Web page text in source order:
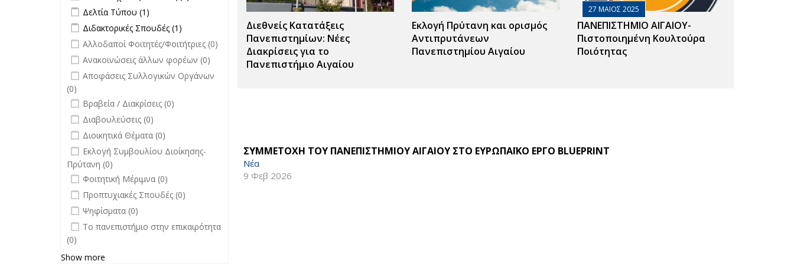
Διεθνείς Κατατάξεις
Πανεπιστημίων: Νέες
Διακρίσεις για το
Πανεπιστήμιο Αιγαίου
Εκλογή Πρύτανη και ορισμός
Αντιπρυτάνεων
Πανεπιστημίου Αιγαίου
27 ΜΑΙΟΣ 2025
ΠΑΝΕΠΙΣΤΗΜΙΟ ΑΙΓΑΙΟΥ-
Πιστοποιημένη Κουλτούρα
Ποιότητας
ΣΥΜΜΕΤΟΧΗ ΤΟΥ ΠΑΝΕΠΙΣΤΗΜΙΟΥ ΑΙΓΑΙΟΥ ΣΤΟ ΕΥΡΩΠΑΪΚΟ ΕΡΓΟ BLUEPRINT
Νέα
9 Φεβ 2026
Μεταπτυχιακές
Apply Δελτία Τύπου filter
Δελτία Τύπου (1)
Apply Διδακτορικές Σπουδές filter
Διδακτορικές Σπουδές (1)
Σπουδές
filter
undefined
Αλλοδαποί Φοιτητές/Φοιτήτριες (0)
undefined
Ανακοινώσεις άλλων φορέων (0)
undefined
Αποφάσεις Συλλογικών Οργάνων
(0)
undefined
Βραβεία / Διακρίσεις (0)
undefined
Διαβουλεύσεις (0)
undefined
Διοικητικά Θέματα (0)
undefined
Εκλογή Συμβουλίου Διοίκησης-
Πρύτανη (0)
undefined
Φοιτητική Μέριμνα (0)
undefined
Προπτυχιακές Σπουδές (0)
undefined
Ψηφίσματα (0)
undefined
Το πανεπιστήμιο στην επικαιρότητα
(0)
Show more